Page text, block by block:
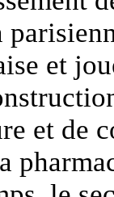
et
et de